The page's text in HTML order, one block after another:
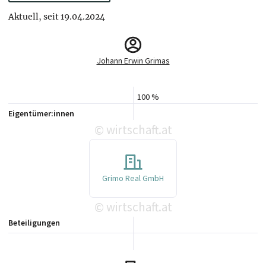
Aktuell, seit 19.04.2024
Johann Erwin Grimas
100 %
Eigentümer:innen
© wirtschaft.at
Grimo Real GmbH
© wirtschaft.at
Beteiligungen